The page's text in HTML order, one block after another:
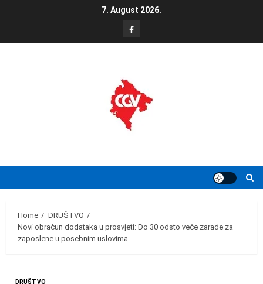
7. August 2026.
FB
Home
DRUŠTVO
Novi obračun dodataka u prosvjeti: Do 30 odsto veće zarade za
zaposlene u posebnim uslovima
DRUŠTVO